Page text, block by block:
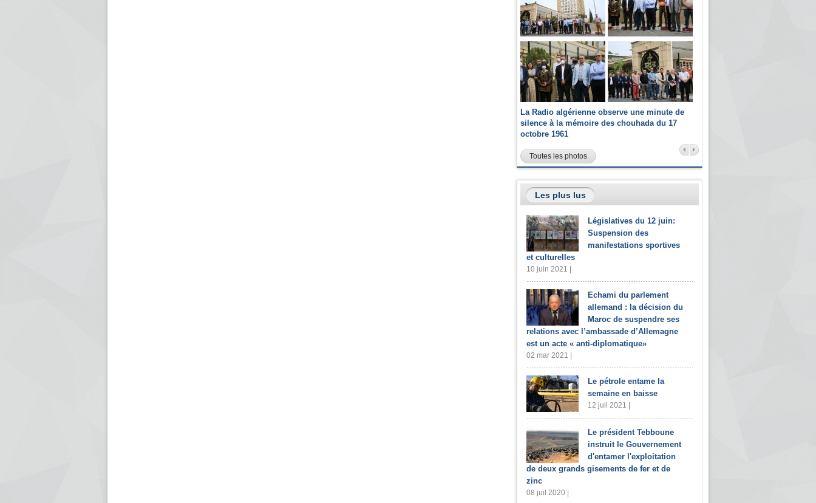
La Radio algérienne observe une minute de
silence à la mémoire des chouhada du 17
octobre 1961
Toutes les photos
Les plus lus
Législatives du 12 juin:
Suspension des
manifestations sportives
et culturelles
10 juin 2021 |
Echami du parlement
allemand : la décision du
Maroc de suspendre ses
relations avec l’ambassade d’Allemagne
est un acte « anti-diplomatique»
02 mar 2021 |
Le pétrole entame la
semaine en baisse
12 juil 2021 |
Le président Tebboune
instruit le Gouvernement
d'entamer l'exploitation
de deux grands gisements de fer et de
zinc
08 juil 2020 |